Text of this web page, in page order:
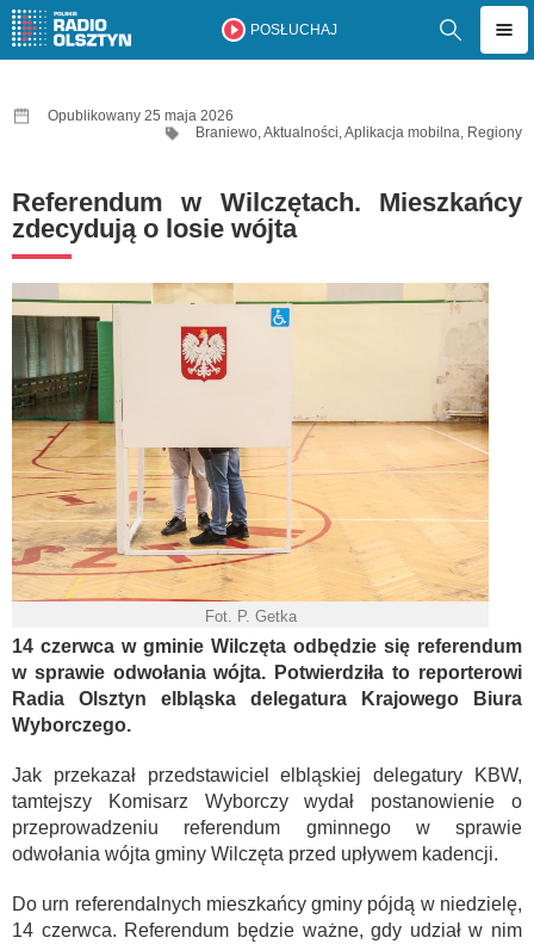
POSŁUCHAJ
Opublikowany 25 maja 2026
Braniewo,Aktualności,Aplikacja mobilna, Regiony
Referendum w Wilczętach. Mieszkańcy
zdecydują o losie wójta
Fot. P. Getka
14 czerwca w gminie Wilczęta odbędzie się referendum
w sprawie odwołania wójta. Potwierdziła to reporterowi
Radia Olsztyn elbląska delegatura Krajowego Biura
Wyborczego.
Jak przekazał przedstawiciel elbląskiej delegatury KBW,
tamtejszy Komisarz Wyborczy wydał postanowienie o
przeprowadzeniu referendum gminnego w sprawie
odwołania wójta gminy Wilczęta przed upływem kadencji.
Do urn referendalnych mieszkańcy gminy pójdą w niedzielę,
14 czerwca. Referendum będzie ważne, gdy udział w nim